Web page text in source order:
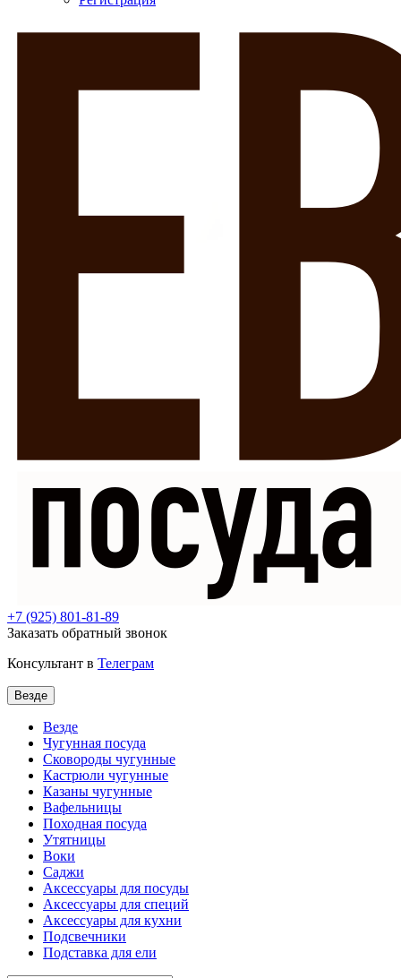
+7 (925) 801-81-89
Заказать обратный звонок
Консультант в Телеграм
Везде
Везде
Чугунная посуда
Сковороды чугунные
Кастрюли чугунные
Казаны чугунные
Вафельницы
Походная посуда
Утятницы
Bоки
Саджи
Аксессуары для посуды
Аксессуары для специй
Аксессуары для кухни
Подсвечники
Подставка для ели